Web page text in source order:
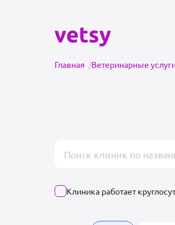
Главная /Ветеринарные
Клиника работает